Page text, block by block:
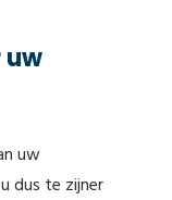
uw
dus te zijner